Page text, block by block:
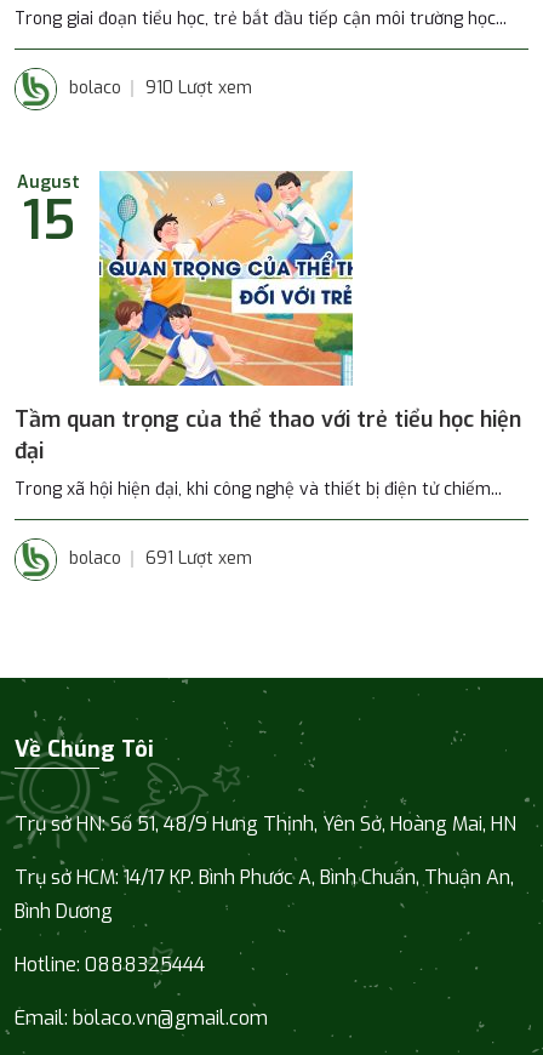
Trong giai đoạn tiểu học, trẻ bắt đầu tiếp cận môi trường học...
bolaco 910 Lượt xem
August
15
Tầm quan trọng của thể thao với trẻ tiểu học hiện
đại
Trong xã hội hiện đại, khi công nghệ và thiết bị điện tử chiếm...
bolaco 691 Lượt xem
Về Chúng Tôi
Trụ sở HN: Số 51, 48/9 Hưng Thịnh, Yên Sở, Hoàng Mai, HN
Trụ sở HCM: 14/17 KP. Bình Phước A, Bình Chuẩn, Thuận An,
Bình Dương
Hotline: 0888325444
Email: bolaco.vn@gmail.com